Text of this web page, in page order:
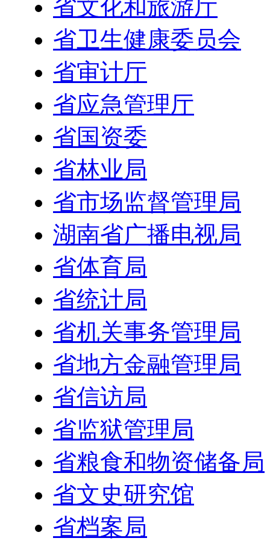
省文化和旅游厅
省卫生健康委员会
省审计厅
省应急管理厅
省国资委
省林业局
省市场监督管理局
湖南省广播电视局
省体育局
省统计局
省机关事务管理局
省地方金融管理局
省信访局
省监狱管理局
省粮食和物资储备局
省文史研究馆
省档案局